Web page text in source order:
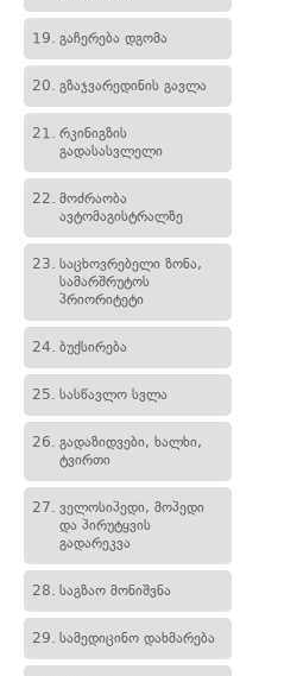
19. გაჩერება დგომა
20. გზაჯვარედინის გავლა
21. რკინიგზის
გადასასვლელი
22. მოძრაობა
ავტომაგისტრალზე
23. საცხოვრებელი ზონა,
სამარშრუტოს
პრიორიტეტი
24. ბუქსირება
25. სასწავლო სვლა
26. გადაზიდვები, ხალხი,
ტვირთი
27. ველოსიპედი, მოპედი
და პირუტყვის
გადარეკვა
28. საგზაო მონიშვნა
29. სამედიცინო დახმარება